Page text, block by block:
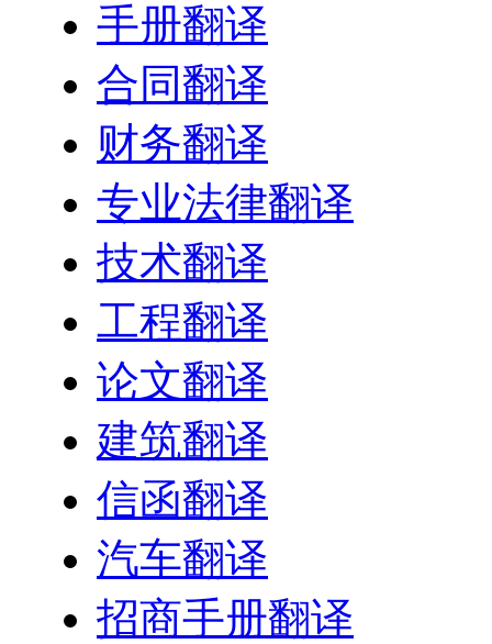
手册翻译
合同翻译
财务翻译
专业法律翻译
技术翻译
工程翻译
论文翻译
建筑翻译
信函翻译
汽车翻译
招商手册翻译